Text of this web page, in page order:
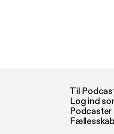
Til
Log ind
Podcaster